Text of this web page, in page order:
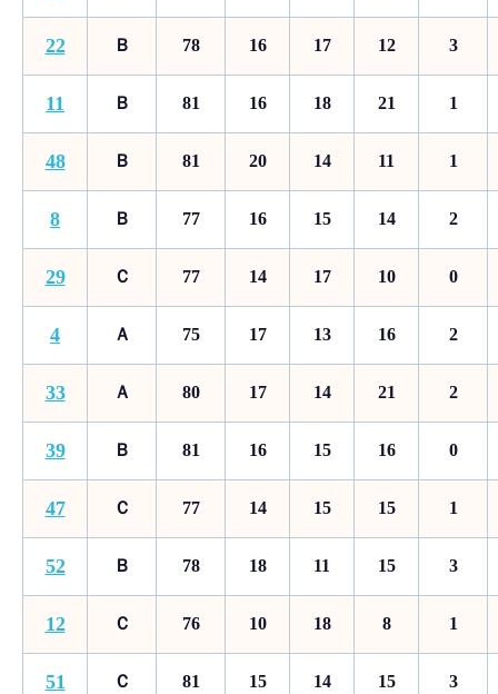
22 Ｂ 78 16 17 12 3
11 Ｂ 81 16 18 21 1
48 Ｂ 81 20 14 11 1
8 Ｂ 77 16 15 14 2
29 Ｃ 77 14 17 10 0
4 Ａ 75 17 13 16 2
33 Ａ 80 17 14 21 2
39 Ｂ 81 16 15 16 0
47 Ｃ 77 14 15 15 1
52 Ｂ 78 18 11 15 3
12 Ｃ 76 10 18 8 1
51 Ｃ 81 15 14 15 3